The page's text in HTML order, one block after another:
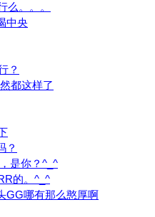
么。。。
中央
？
都这样了
？
是你？^_^
的。^_^
GG哪有那么憨厚啊